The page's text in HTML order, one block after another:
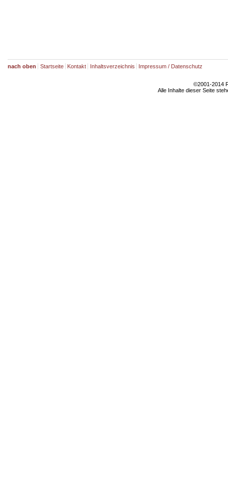
nach oben Startseite Kontakt Inhaltsverzeichnis Impressum / Datenschutz
©2001-2014
Alle Inhalte dieser Seite